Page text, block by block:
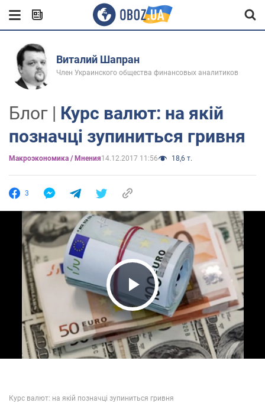
Виталий Шапран
Член Украинского общества финансовых аналитиков
Блог | Курс валют: на якій
позначці зупиниться гривня
Mакроэкономика / Мнения14.12.2017 11:56 18,6 т.
3
Play Video